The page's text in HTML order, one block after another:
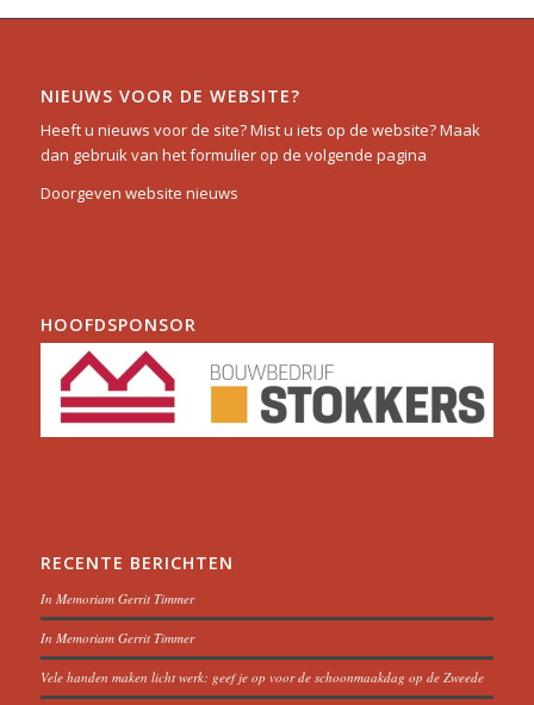
NIEUWS VOOR DE WEBSITE?
Heeft u nieuws voor de site? Mist u iets op de website? Maak
dan gebruik van het formulier op de volgende pagina
Doorgeven website nieuws
HOOFDSPONSOR
RECENTE BERICHTEN
In Memoriam Gerrit Timmer
In Memoriam Gerrit Timmer
Vele handen maken licht werk: geef je op voor de schoonmaakdag op de Zweede